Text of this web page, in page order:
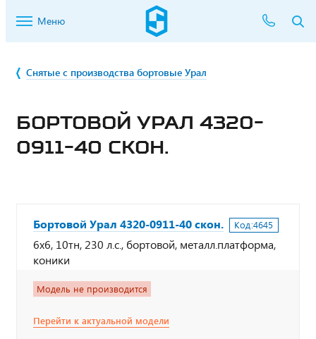
Меню
Снятые с производства бортовые Урал
БОРТОВОЙ УРАЛ 4320-
0911-40 СКОН.
Бортовой Урал 4320-0911-40 скон. Код:4645
6х6, 10тн, 230 л.с., бортовой, металл.платформа,
коники
Модель не производится
Перейти к актуальной модели